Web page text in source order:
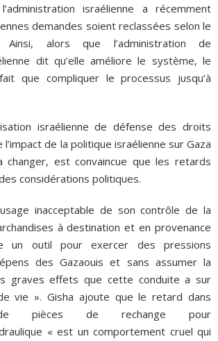
israélienne a récemment
demandes soient reclassées selon le
Ainsi, alors que l’administration de
dit qu’elle améliore le système, le
que compliquer le processus jusqu’à
israélienne de défense des droits
l’impact de la politique israélienne sur Gaza
changer, est convaincue que les retards
considérations politiques.
inacceptable de son contrôle de la
à destination et en provenance
un outil pour exercer des pressions
des Gazaouis et sans assumer la
graves effets que cette conduite a sur
vie ». Gisha ajoute que le retard dans
de pièces de rechange pour
« est un comportement cruel qui